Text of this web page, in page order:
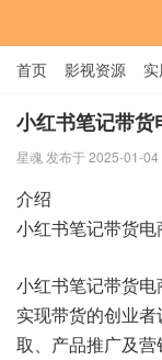
首页 影视资源
用户中心 书籍 娱
小红书笔记带货
星魂 发布于 2025-01-04
介绍
小红书笔记带货电
小红书笔记带货
实现带货的创业
取、产品推广及营